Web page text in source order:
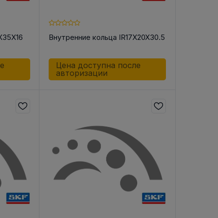
Внутренние кольца IR17X20X30.5
Цена доступна после
авторизации